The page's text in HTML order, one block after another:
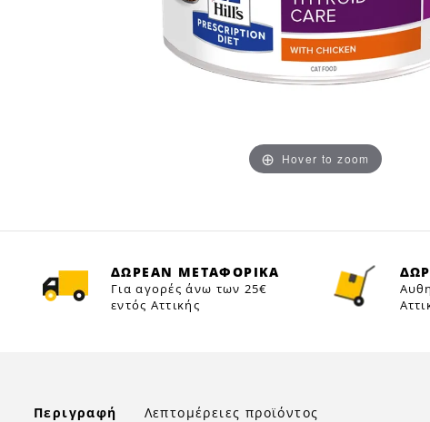
Hover to zoom
ΔΩΡΕΑΝ ΜΕΤΑΦΟΡΙΚΑ
Για αγορές άνω των 25€
εντός Αττικής
Περιγραφή Λεπτομέρειες προϊόντος